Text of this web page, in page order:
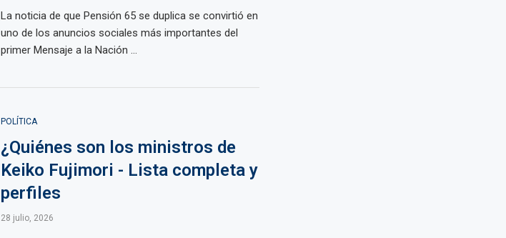
La noticia de que Pensión 65 se duplica se convirtió en
uno de los anuncios sociales más importantes del
primer Mensaje a la Nación ...
POLÍTICA
¿Quiénes son los ministros de
Keiko Fujimori - Lista completa y
perfiles
28 julio, 2026